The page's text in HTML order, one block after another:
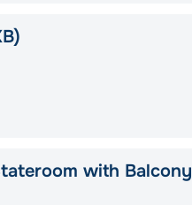
with Balcony